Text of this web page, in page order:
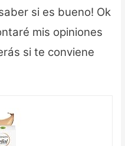
si es bueno! Ok
mis opiniones
si te conviene